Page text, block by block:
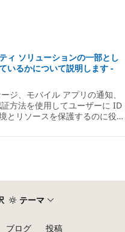
ィ ソリューションの一部とし
いるかについて説明します -
ジ、モバイル アプリの通知、
方法を使用してユーザーに ID
とリソースを保護するのに役立
ト アクセス アプリケーション
ーションの一部として多要素
します。国家のサイバーセキュ
て、機関が保存時および転送
**です。
テーマ
ブログ 投稿